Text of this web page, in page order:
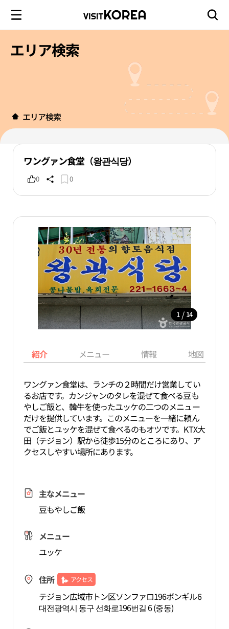
エリア検索
エリア検索
ワングァン食堂（왕관식당）
0 0
1 / 14
紹介 メニュー 情報 地図
ワングァン食堂は、ランチの２時間だけ営業してい
るお店です。カンジャンのタレを混ぜて食べる豆も
やしご飯と、韓牛を使ったユッケの二つのメニュー
だけを提供しています。このメニューを一緒に頼ん
でご飯とユッケを混ぜて食べるのもオツです。KTX大
田（テジョン）駅から徒歩15分のところにあり、ア
クセスしやすい場所にあります。
主なメニュー
豆もやしご飯
メニュー
ユッケ
住所 アクセス
テジョン広域市トン区ソンファロ196ボンギル6
대전광역시 동구 선화로196번길 6 (중동)